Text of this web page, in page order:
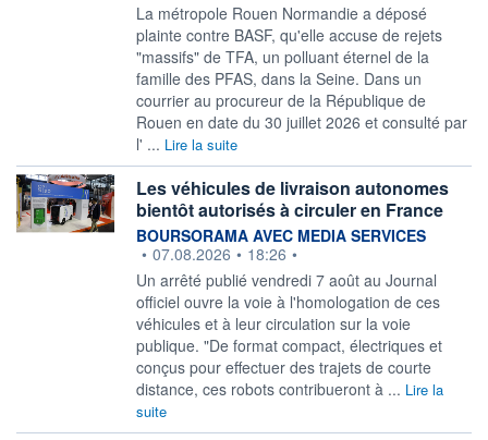
La métropole Rouen Normandie a déposé
plainte contre BASF, qu'elle accuse de rejets
"massifs" de TFA, un polluant éternel de la
famille des PFAS, dans la Seine. Dans un
courrier au procureur de la République de
Rouen en date du 30 juillet 2026 et consulté par
l' ... Lire la suite
Les véhicules de livraison autonomes
bientôt autorisés à circuler en France
information fournie par
BOURSORAMA AVEC MEDIA SERVICES
• 07.08.2026 • 18:26 •
Un arrêté publié vendredi 7 août au Journal
officiel ouvre la voie à l'homologation de ces
véhicules et à leur circulation sur la voie
publique. "De format compact, électriques et
conçus pour effectuer des trajets de courte
distance, ces robots contribueront à ... Lire la
suite